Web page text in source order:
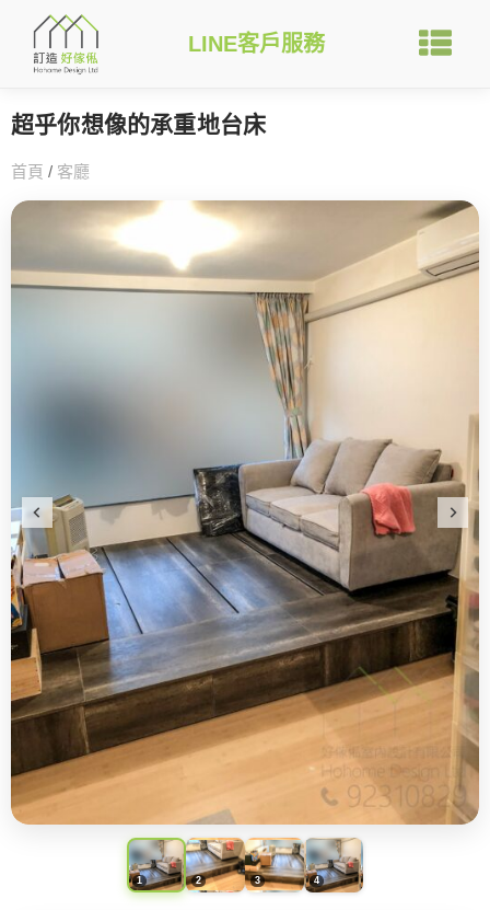
LINE客戶服務
超乎你想像的承重地台床
首頁 / 客廳